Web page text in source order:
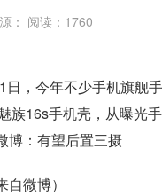
： 阅读：1760
日，今年不少手机旗舰
族16s手机壳，从曝光
微博）